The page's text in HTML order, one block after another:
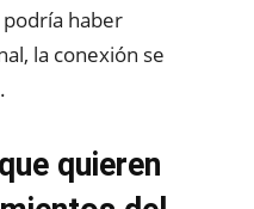
haber
la conexión se
quieren